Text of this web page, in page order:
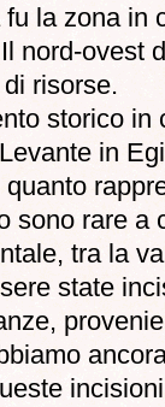
la zona in
nord-ovest
risorse.
storico in
in
sono rare a
tra la
state